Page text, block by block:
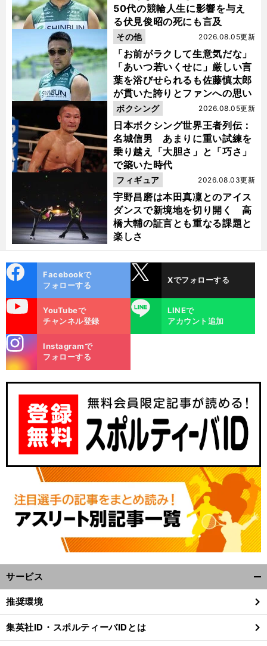
、
？前
50代の競輪人生に影響を与え
る伏見俊昭の死にも言及
「お前がラクして生意気だな」
「あいつ若いくせに」厳しい言
葉を浴びせられるも佐藤慎太郎
が貫いた誇りとファンへの思い
2026.08.05更新
その他
日本ボクシング世界王者列伝：
名城信男 あまりに重い試練を
乗り越え「大胆さ」と「巧さ」
で築いた時代
2026.08.05更新
ボクシング
宇野昌磨は本田真凜とのアイス
ダンスで新境地を切り開く 高
橋大輔の証言とも重なる課題と
楽しさ
2026.08.03更新
フィギュア
ok
Facebookで
フォローする
Xでフォローする
YouTubeで
チャンネル登録
LINE
LINEで
アカウント追加
m
Instagramで
フォローする
サービス
閉
る
推奨環境
集英社ID・スポルティーバIDとは